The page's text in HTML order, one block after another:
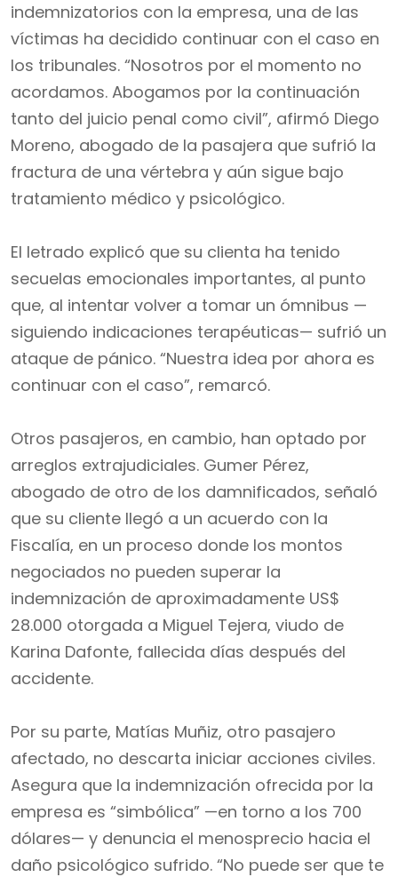
indemnizatorios con la empresa, una de las
víctimas ha decidido continuar con el caso en
los tribunales. “Nosotros por el momento no
acordamos. Abogamos por la continuación
tanto del juicio penal como civil”, afirmó Diego
Moreno, abogado de la pasajera que sufrió la
fractura de una vértebra y aún sigue bajo
tratamiento médico y psicológico.
El letrado explicó que su clienta ha tenido
secuelas emocionales importantes, al punto
que, al intentar volver a tomar un ómnibus —
siguiendo indicaciones terapéuticas— sufrió un
ataque de pánico. “Nuestra idea por ahora es
continuar con el caso”, remarcó.
Otros pasajeros, en cambio, han optado por
arreglos extrajudiciales. Gumer Pérez,
abogado de otro de los damnificados, señaló
que su cliente llegó a un acuerdo con la
Fiscalía, en un proceso donde los montos
negociados no pueden superar la
indemnización de aproximadamente US$
28.000 otorgada a Miguel Tejera, viudo de
Karina Dafonte, fallecida días después del
accidente.
Por su parte, Matías Muñiz, otro pasajero
afectado, no descarta iniciar acciones civiles.
Asegura que la indemnización ofrecida por la
empresa es “simbólica” —en torno a los 700
dólares— y denuncia el menosprecio hacia el
daño psicológico sufrido. “No puede ser que te